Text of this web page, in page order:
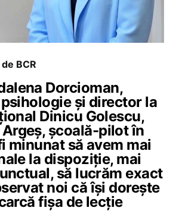
BCR
Dorcioman,
și director la
Dinicu Golescu,
școală-pilot în
minunat să avem mai
la dispoziție, mai
să lucrăm exact
noi că își dorește
fișa de lecție